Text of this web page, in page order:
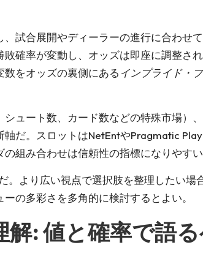
、試合展開やディーラーの進行に合わせ
確率が変動し、オッズは即座に調整さ
をオッズの裏側にある インプライド・
ュート数、カード数などの特殊市場）
だ。スロットはNetEntやPragmatic
組み合わせは信頼性の指標になりやすい
より広い視点で選択肢を整理したい場合
の多彩さを多角的に検討するとよい。
: 値と確率で語